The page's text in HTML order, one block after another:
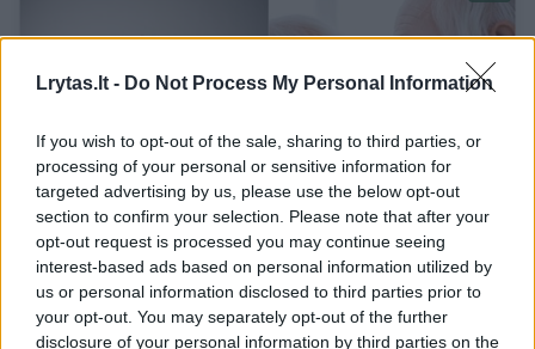
Lrytas.lt - Do Not Process My Personal Information
If you wish to opt-out of the sale, sharing to third parties, or
processing of your personal or sensitive information for
targeted advertising by us, please use the below opt-out
section to confirm your selection. Please note that after your
opt-out request is processed you may continue seeing
interest-based ads based on personal information utilized by
us or personal information disclosed to third parties prior to
your opt-out. You may separately opt-out of the further
disclosure of your personal information by third parties on the
Mokslų daktarė ragina mylėtis: meilė ir